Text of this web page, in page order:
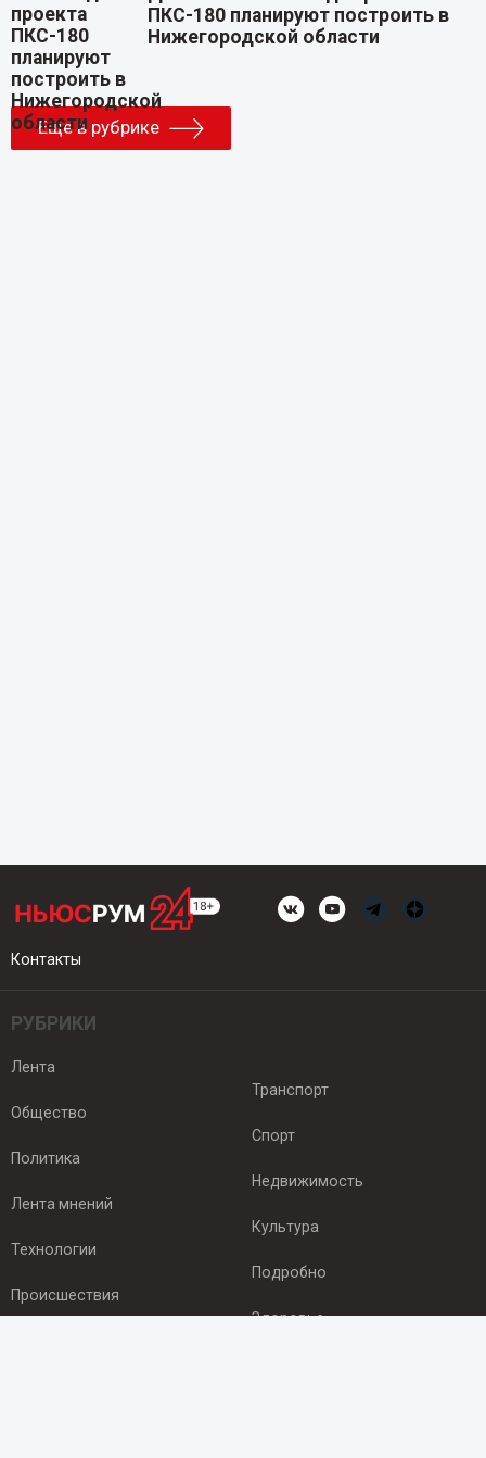
ПКС-180 планируют построить в
Нижегородской области
Еще в рубрике
Контакты
РУБРИКИ
Лента
Общество
Политика
Лента мнений
Технологии
Происшествия
Транспорт
Спорт
Недвижимость
Культура
Подробно
Здоровье